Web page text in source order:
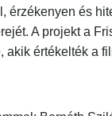
és
A projekt a
értékelték a